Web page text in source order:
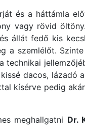
és a háttámla
vagy rövid
állát fedő kis
a szemlélőt.
dacos,
kísérve pedig
meghallgatni Dr.